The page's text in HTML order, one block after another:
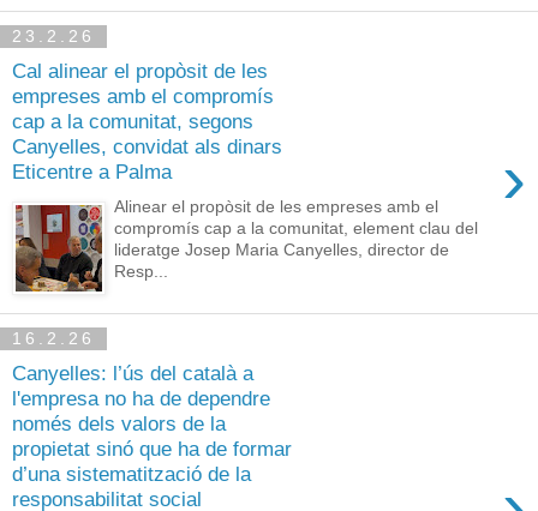
23.2.26
Cal alinear el propòsit de les
empreses amb el compromís
cap a la comunitat, segons
Canyelles, convidat als dinars
Eticentre a Palma
›
Alinear el propòsit de les empreses amb el
compromís cap a la comunitat, element clau del
lideratge Josep Maria Canyelles, director de
Resp...
16.2.26
Canyelles: l’ús del català a
l'empresa no ha de dependre
només dels valors de la
propietat sinó que ha de formar
d’una sistematització de la
responsabilitat social